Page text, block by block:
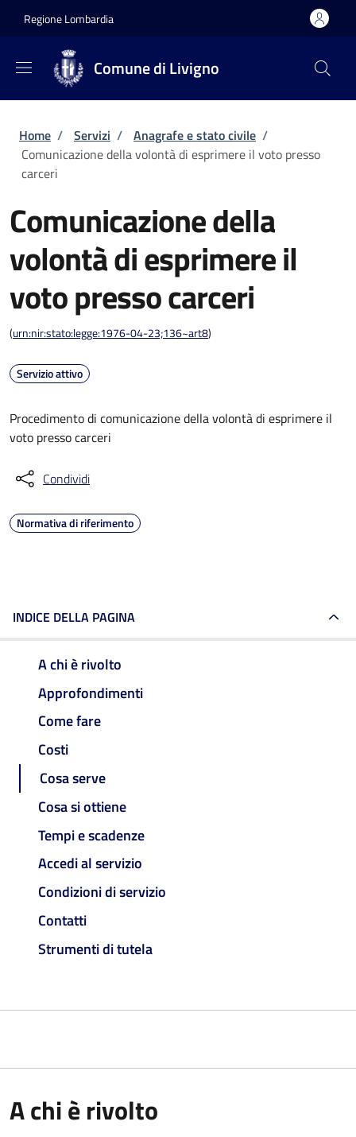
Regione Lombardia
Comune di Livigno
Briciole di pane
Home / Servizi / Anagrafe e stato civile /
Comunicazione della volontà di esprimere il voto presso
carceri
Comunicazione della
volontà di esprimere il
voto presso carceri
(urn:nir:stato:legge:1976-04-23;136~art8)
Servizio attivo
Procedimento di comunicazione della volontà di esprimere il
voto presso carceri
Condividi
Normativa di riferimento
INDICE DELLA PAGINA
A chi è rivolto
Approfondimenti
Come fare
Costi
Cosa serve
Cosa si ottiene
Tempi e scadenze
Accedi al servizio
Condizioni di servizio
Contatti
Strumenti di tutela
A chi è rivolto